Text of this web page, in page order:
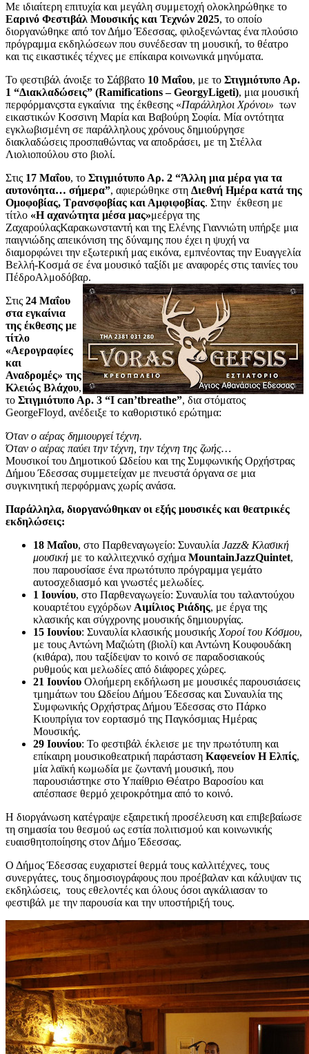
Με ιδιαίτερη επιτυχία και μεγάλη συμμετοχή ολοκληρώθηκε το
Εαρινό Φεστιβάλ Μουσικής και Τεχνών 2025, το οποίο
διοργανώθηκε από τον Δήμο Έδεσσας, φιλοξενώντας ένα πλούσιο
πρόγραμμα εκδηλώσεων που συνέδεσαν τη μουσική, το θέατρο
και τις εικαστικές τέχνες με επίκαιρα κοινωνικά μηνύματα.
Το φεστιβάλ άνοιξε το Σάββατο 10 Μαΐου, με το Στιγμιότυπο Αρ.
1 “Διακλαδώσεις” (Ramifications – GeorgyLigeti), μια μουσική
περφόρμανςστα εγκαίνια της έκθεσης «Παράλληλοι Χρόνοι» των
εικαστικών Κοσσινη Μαρία και Βαβούρη Σοφία. Μία οντότητα
εγκλωβισμένη σε παράλληλους χρόνους δημιούργησε
διακλαδώσεις προσπαθώντας να αποδράσει, με τη Στέλλα
Λιολιοπούλου στο βιολί.
Στις 17 Μαΐου, το Στιγμιότυπο Αρ. 2 “Άλλη μια μέρα για τα
αυτονόητα… σήμερα”, αφιερώθηκε στη Διεθνή Ημέρα κατά της
Ομοφοβίας, Τρανσφοβίας και Αμφιφοβίας. Στην έκθεση με
τίτλο «Η αχανώτητα μέσα μας»μεέργα της
ΖαχαρούλαςΚαρακωνσταντή και της Ελένης Γιαννιώτη υπήρξε μια
παιγνιώδης απεικόνιση της δύναμης που έχει η ψυχή να
διαμορφώνει την εξωτερική μας εικόνα, εμπνέοντας την Ευαγγελία
Βελλή-Κοσμά σε ένα μουσικό ταξίδι με αναφορές στις ταινίες του
ΠέδροΑλμοδόβαρ.
Στις 24 Μαΐου
στα εγκαίνια
της έκθεσης με
τίτλο
«Αερογραφίες
και
Αναδρομές» της
Κλειώς Βλάχου,
το Στιγμιότυπο Αρ. 3 “I can’tbreathe”, δια στόματος
GeorgeFloyd, ανέδειξε το καθοριστικό ερώτημα:
Όταν ο αέρας δημιουργεί τέχνη.
Όταν ο αέρας παύει την τέχνη, την τέχνη της ζωής…
Μουσικοί του Δημοτικού Ωδείου και της Συμφωνικής Ορχήστρας
Δήμου Έδεσσας συμμετείχαν με πνευστά όργανα σε μια
συγκινητική περφόρμανς χωρίς ανάσα.
Παράλληλα, διοργανώθηκαν οι εξής μουσικές και θεατρικές
εκδηλώσεις:
18 Μαΐου, στο Παρθεναγωγείο: Συναυλία Jazz& Κλασική
μουσική με το καλλιτεχνικό σχήμα MountainJazzQuintet,
που παρουσίασε ένα πρωτότυπο πρόγραμμα γεμάτο
αυτοσχεδιασμό και γνωστές μελωδίες.
1 Ιουνίου, στο Παρθεναγωγείο: Συναυλία του ταλαντούχου
κουαρτέτου εγχόρδων Αιμίλιος Ριάδης, με έργα της
κλασικής και σύγχρονης μουσικής δημιουργίας.
15 Ιουνίου: Συναυλία κλασικής μουσικής Χοροί του Κόσμου,
με τους Αντώνη Μαζιώτη (βιολί) και Αντώνη Κουφουδάκη
(κιθάρα), που ταξίδεψαν το κοινό σε παραδοσιακούς
ρυθμούς και μελωδίες από διάφορες χώρες.
21 Ιουνίου Ολοήμερη εκδήλωση με μουσικές παρουσιάσεις
τμημάτων του Ωδείου Δήμου Έδεσσας και Συναυλία της
Συμφωνικής Ορχήστρας Δήμου Έδεσσας στο Πάρκο
Κιουπρίγια τον εορτασμό της Παγκόσμιας Ημέρας
Μουσικής.
29 Ιουνίου: Το φεστιβάλ έκλεισε με την πρωτότυπη και
επίκαιρη μουσικοθεατρική παράσταση Καφενείον Η Ελπίς,
μία λαϊκή κωμωδία με ζωντανή μουσική, που
παρουσιάστηκε στο Υπαίθριο Θέατρο Βαροσίου και
απέσπασε θερμό χειροκρότημα από το κοινό.
Η διοργάνωση κατέγραψε εξαιρετική προσέλευση και επιβεβαίωσε
τη σημασία του θεσμού ως εστία πολιτισμού και κοινωνικής
ευαισθητοποίησης στον Δήμο Έδεσσας.
Ο Δήμος Έδεσσας ευχαριστεί θερμά τους καλλιτέχνες, τους
συνεργάτες, τους δημοσιογράφους που προέβαλαν και κάλυψαν τις
εκδηλώσεις, τους εθελοντές και όλους όσοι αγκάλιασαν το
φεστιβάλ με την παρουσία και την υποστήριξή τους.